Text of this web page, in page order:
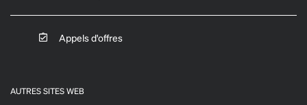
Appels d'offres
AUTRES SITES WEB